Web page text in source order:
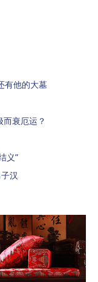
有他的大墓
衰厄运？
义”
汉